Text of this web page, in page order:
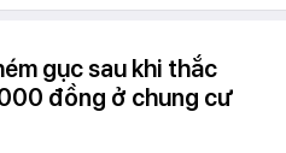
gục sau khi thắc
đồng ở chung cư